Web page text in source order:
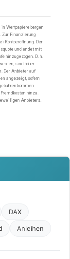
DAX
Anleihen